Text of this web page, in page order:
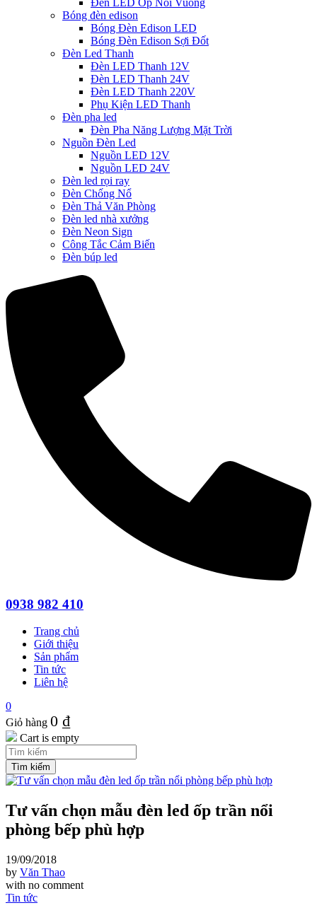
Đèn LED Ốp Nổi Vuông
Bóng đèn edison
Bóng Đèn Edison LED
Bóng Đèn Edison Sợi Đốt
Đèn Led Thanh
Đèn LED Thanh 12V
Đèn LED Thanh 24V
Đèn LED Thanh 220V
Phụ Kiện LED Thanh
Đèn pha led
Đèn Pha Năng Lượng Mặt Trời
Nguồn Đèn Led
Nguồn LED 12V
Nguồn LED 24V
Đèn led rọi ray
Đèn Chống Nổ
Đèn Thả Văn Phòng
Đèn led nhà xưởng
Đèn Neon Sign
Công Tắc Cảm Biến
Đèn búp led
0938 982 410
Trang chủ
Giới thiệu
Sản phẩm
Tin tức
Liên hệ
0
Giỏ hàng 0 ₫
Cart is empty
Tư vấn chọn mẫu đèn led ốp trần nổi
phòng bếp phù hợp
19/09/2018
by Văn Thao
with no comment
Tin tức